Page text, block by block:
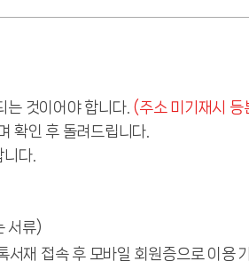
것이어야 합니다. (주소 미기재시 등
확인 후 돌려드립니다.
다.
서류)
서재 접속 후 모바일 회원증으로 이용